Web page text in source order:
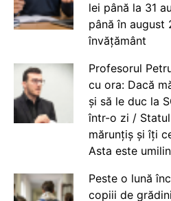
lei până la 31
până în august
învățământ
Profesorul
cu ora: Dacă
și să le duc la
într-o zi /
mărunțiș și îți
Asta este
Peste o lună
copiii de